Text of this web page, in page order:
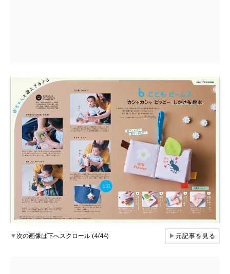
▼次の画像は下へスクロール (4/44) ▶元記事を見る